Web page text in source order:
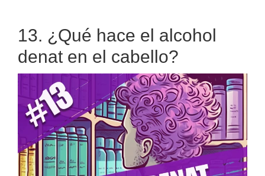
13. ¿Qué hace el alcohol
denat en el cabello?